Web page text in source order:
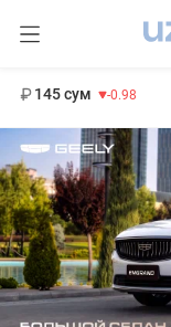
145 сум -0.98